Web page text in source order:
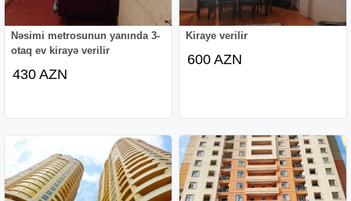
Nəsimi metrosunun yanında 3-
otaq ev kirayə verilir
430 AZN
Kiraye verilir
600 AZN